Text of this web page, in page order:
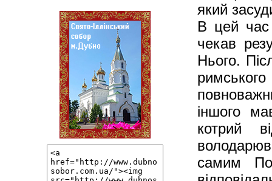
який
В цей час
чекав
Нього.
іншого
котрий
самим